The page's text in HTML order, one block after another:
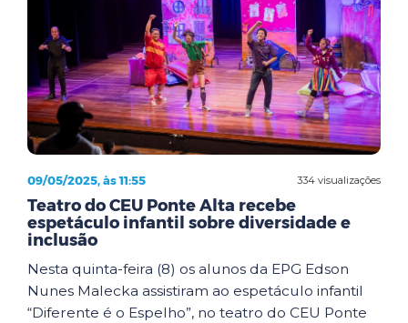
334 visualizações
09/05/2025, às 11:55
Teatro do CEU Ponte Alta recebe
espetáculo infantil sobre diversidade e
inclusão
Nesta quinta-feira (8) os alunos da EPG Edson
Nunes Malecka assistiram ao espetáculo infantil
“Diferente é o Espelho”, no teatro do CEU Ponte